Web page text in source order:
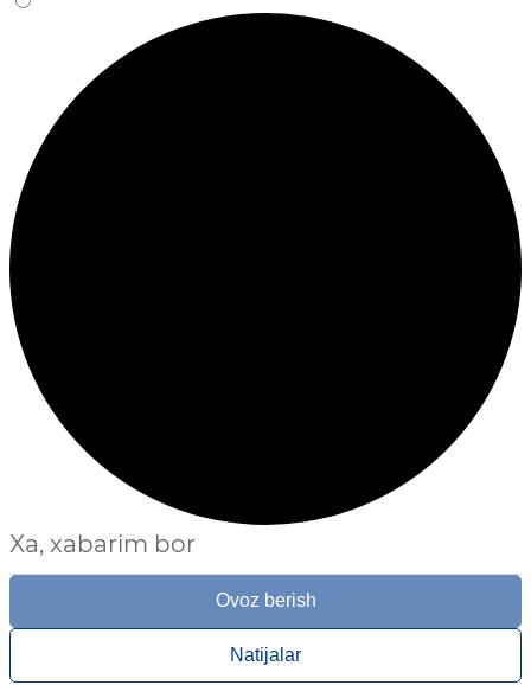
Xa, xabarim bor
Ovoz berish
Natijalar